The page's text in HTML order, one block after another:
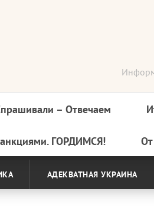
– Отвечаем
ГОРДИМСЯ!
АДЕКВАТНАЯ УКРАИНА